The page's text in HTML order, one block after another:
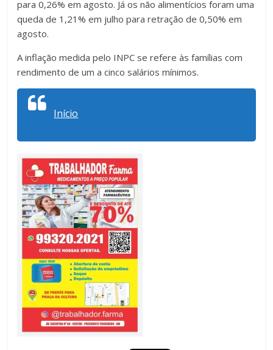
para 0,26% em agosto. Já os não alimentícios foram uma
queda de 1,21% em julho para retração de 0,50% em
agosto.
A inflação medida pelo INPC se refere às famílias com
rendimento de um a cinco salários mínimos.
Início